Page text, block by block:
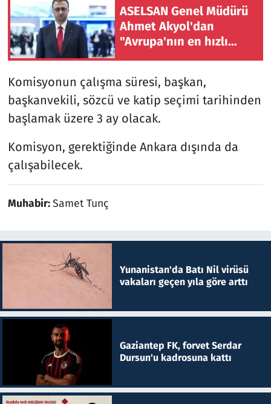
ASELSAN Genel Müdürü
Ahmet Akyol'dan
"Avrupa'nın en hızlı
Komisyonun çalışma süresi, başkan,
başkanvekili, sözcü ve katip seçimi tarihinden
başlamak üzere 3 ay olacak.
Komisyon, gerektiğinde Ankara dışında da
çalışabilecek.
Muhabir:Samet Tunç
Yunanistan'da Batı Nil virüsü
vakaları geçen yıla göre arttı
Gaziantep FK, forvet Serdar
Dursun'u kadrosuna kattı